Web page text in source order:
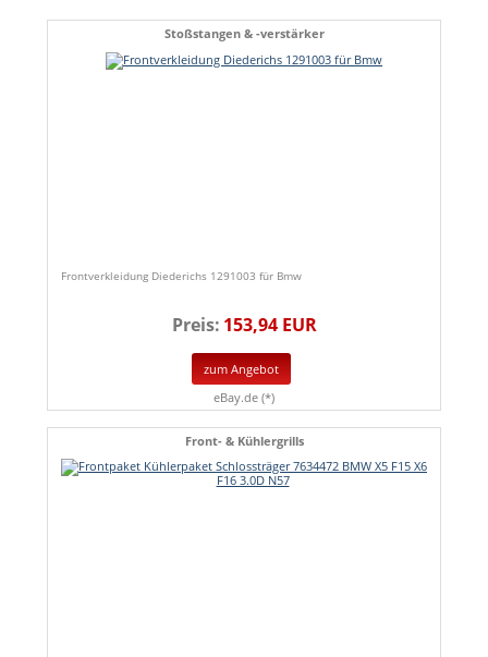
Stoßstangen & -verstärker
Frontverkleidung Diederichs 1291003 für Bmw
Preis: 153,94 EUR
zum Angebot
eBay.de (*)
Front- & Kühlergrills